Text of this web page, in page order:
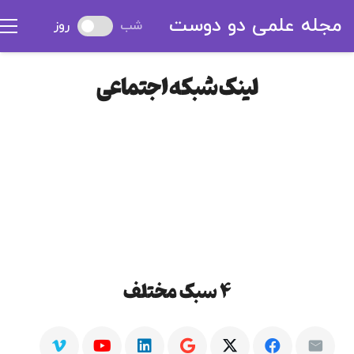
مجله علمی دو دوست روز شب
لینک شبکه اجتماعی
4 سبک مختلف